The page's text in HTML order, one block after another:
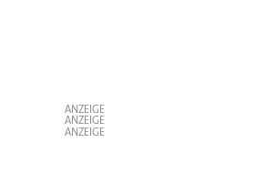
ANZEIGE
ANZEIGE
ANZEIGE